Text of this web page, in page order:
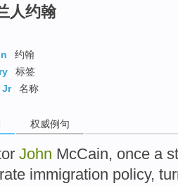
人约翰
约翰
标签
Jr
名称
权威例句
John McCain, once a
immigration policy,